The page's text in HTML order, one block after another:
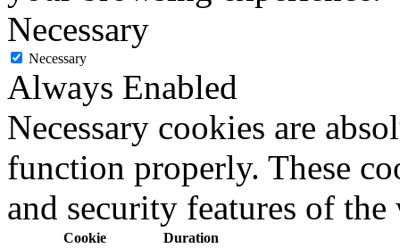
Necessary
Necessary
Always Enabled
Necessary cookies are
function properly. These
and security features of
Cookie
Duration